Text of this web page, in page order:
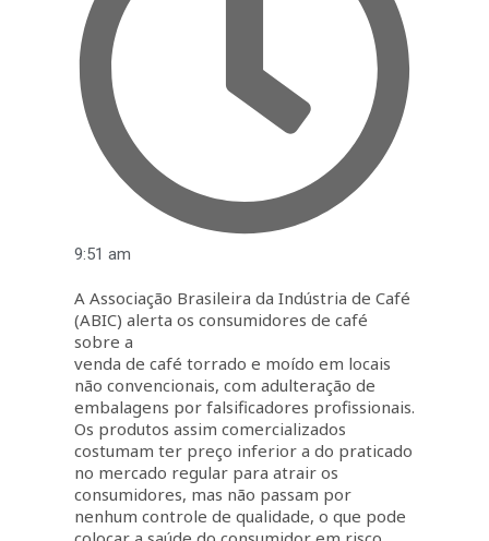
9:51 am
A Associação Brasileira da Indústria de Café
(ABIC) alerta os consumidores de café
sobre a
venda de café torrado e moído em locais
não convencionais, com adulteração de
embalagens por falsificadores profissionais.
Os produtos assim comercializados
costumam ter preço inferior a do praticado
no mercado regular para atrair os
consumidores, mas não passam por
nenhum controle de qualidade, o que pode